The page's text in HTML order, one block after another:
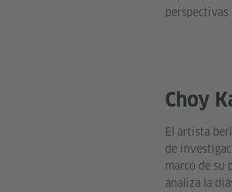
perspectivas
Choy
El artista
de
marco de su
analiza la